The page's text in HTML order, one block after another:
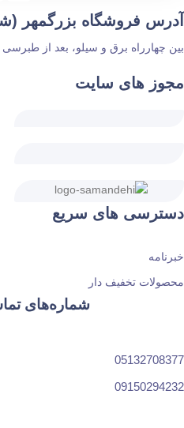
آدرس فروشگاه بزرگمهر
بین چهارراه برق و سیلو، بعد از طبرسی ۳۴
مجوز های سایت
دسترسی های سریع
خبرنامه
محصولات تخفیف دار
شماره‌های
05132708377
09150294232